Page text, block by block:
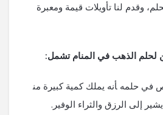
وقدم لنا تأويلات قيمة ومعبرة
لحلم ⁤الذهب ⁤في المنام تشمل:
في حلمه ‍أنه يملك كمية كبيرة من‍
إلى الرزق والثراء ⁣الوفير.